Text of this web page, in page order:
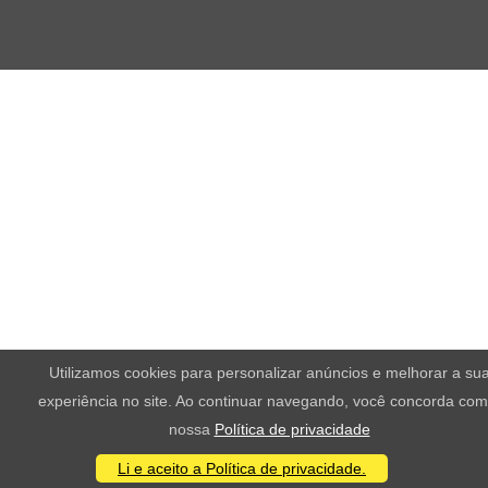
Utilizamos cookies para personalizar anúncios e melhorar a
experiência no site. Ao continuar navegando, você concorda
nossa Política de privacidade
Li e aceito a Política de privacidade.